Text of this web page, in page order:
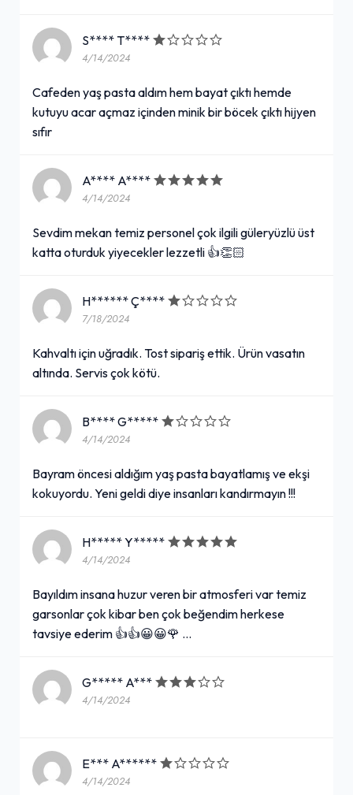
S**** T****
4/14/2024
Cafeden yaş pasta aldım hem bayat çıktı hemde
kutuyu acar açmaz içinden minik bir böcek çıktı hijyen
sıfır
A**** A****
4/14/2024
Sevdim mekan temiz personel çok ilgili güleryüzlü üst
katta oturduk yiyecekler lezzetli 👍👏🏻
H****** Ç****
7/18/2024
Kahvaltı için uğradık. Tost sipariş ettik. Ürün vasatın
altında. Servis çok kötü.
B**** G*****
4/14/2024
Bayram öncesi aldığım yaş pasta bayatlamış ve ekşi
kokuyordu. Yeni geldi diye insanları kandırmayın !!!
H***** Y*****
4/14/2024
Bayıldım insana huzur veren bir atmosferi var temiz
garsonlar çok kibar ben çok beğendim herkese
tavsiye ederim 👍👍😀😀🌹 …
G***** A***
4/14/2024
E*** A******
4/14/2024